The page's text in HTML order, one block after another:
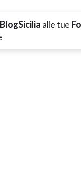
BlogSicilia alle tue